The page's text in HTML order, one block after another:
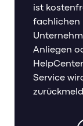
ist
fachlichen
Anliegen
Service